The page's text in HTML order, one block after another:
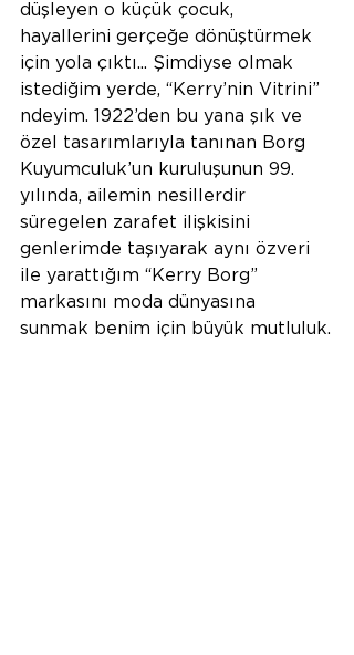
düşleyen o küçük çocuk,
hayallerini gerçeğe dönüştürmek
için yola çıktı... Şimdiyse olmak
istediğim yerde, “Kerry’nin Vitrini”
ndeyim. 1922’den bu yana şık ve
özel tasarımlarıyla tanınan Borg
Kuyumculuk’un kuruluşunun 99.
yılında, ailemin nesillerdir
süregelen zarafet ilişkisini
genlerimde taşıyarak aynı özveri
ile yarattığım “Kerry Borg”
markasını moda dünyasına
sunmak benim için büyük mutluluk.